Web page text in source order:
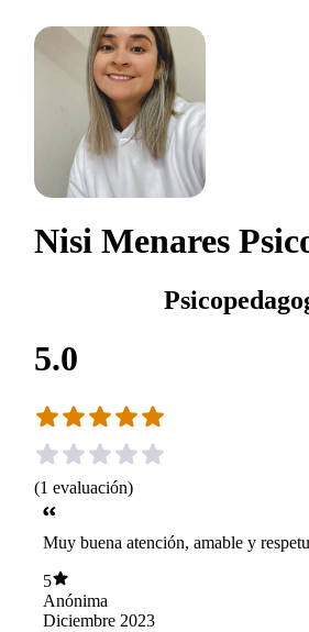
Nisi Menares
5.0
(1 evaluación)
Muy buena atención, amable y
5
Anónima
Diciembre 2023